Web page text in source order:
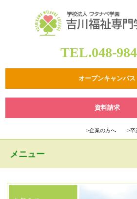
TEL.048-
オープンキャンパス
資料請求
>企業の方へ >卒
メニュー